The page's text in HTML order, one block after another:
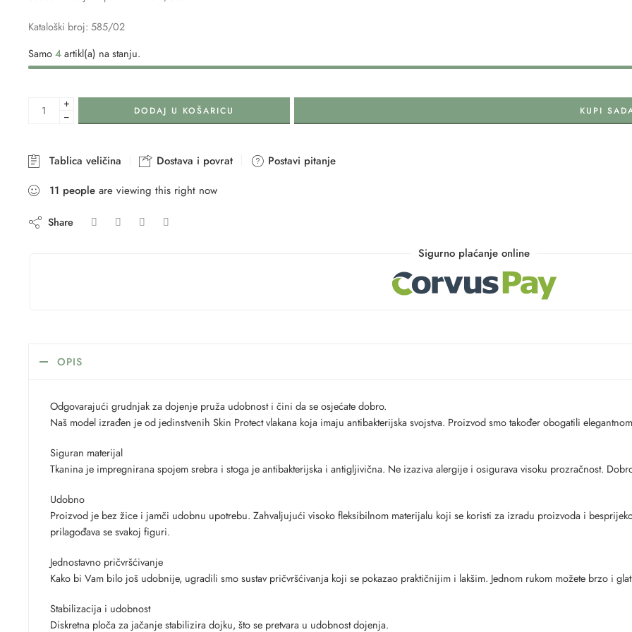
Kataloški broj: 585/02
Samo4artikl(a) na stanju.
+
−
DODAJ U KOŠARICU KUPI
Tablica veličina Dostava i povrat
Postavi pitanje
11 people are viewing this right now
Share
Sigurno plaćanje online
OPIS
Odgovarajući grudnjak za dojenje pruža udobnost i čini da se osjećate dobro.
Naš model izrađen je od jedinstvenih Skin Protect vlakana koja imaju antibakterijska svojstva. Proizvod smo također obogatili
Siguran materijal
Tkanina je impregnirana spojem srebra i stoga je antibakterijska i antigljivična. Ne izaziva alergije i osigurava visoku prozračnost.
Udobno
Proizvod je bez žice i jamči udobnu upotrebu. Zahvaljujući visoko fleksibilnom materijalu koji se koristi za izradu proizvoda i
prilagođava se svakoj figuri.
Jednostavno pričvršćivanje
Kako bi Vam bilo još udobnije, ugradili smo sustav pričvršćivanja koji se pokazao praktičnijim i lakšim. Jednom rukom možete brzo i
Stabilizacija i udobnost
Diskretna ploča za jačanje stabilizira dojku, što se pretvara u udobnost dojenja.